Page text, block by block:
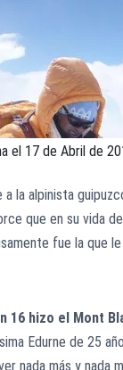
el 17 de Abril de
a la alpinista
que en su vida
fue la que
16 hizo el Mont
Edurne de 25
nada más y nada